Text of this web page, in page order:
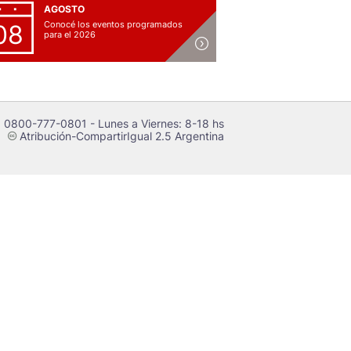
AGOSTO
Conocé los eventos programados
para el 2026
0800-777-0801 - Lunes a Viernes: 8-18 hs
cAtribución-CompartirIgual 2.5 Argentina